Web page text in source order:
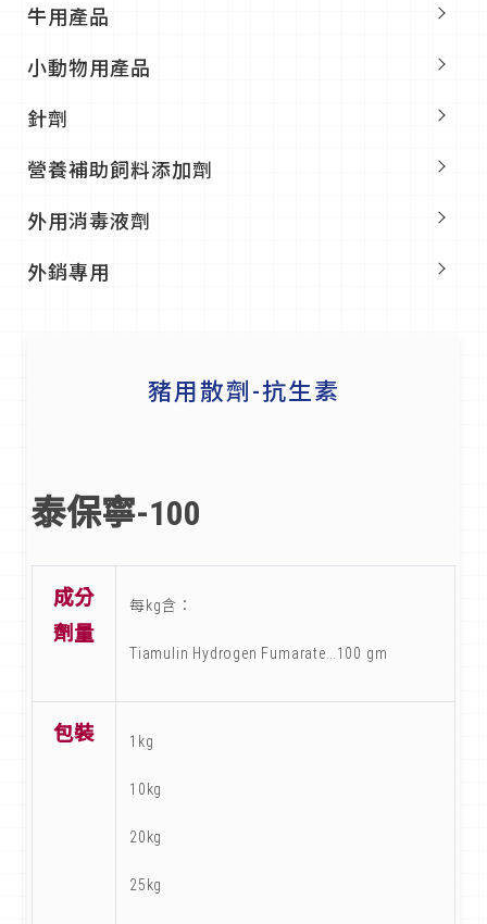
牛用產品
小動物用產品
針劑
營養補助飼料添加劑
外用消毒液劑
外銷專用
豬用散劑-抗生素
泰保寧-100
成分
劑量
每kg含：
Tiamulin Hydrogen Fumarate…100 gm
包裝 1kg
10kg
20kg
25kg